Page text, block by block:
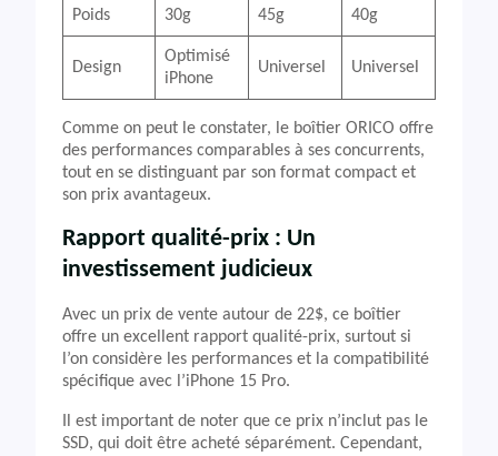
Poids 30g 45g 40g
Design
Optimisé
iPhone
Universel Universel
Comme on peut le constater, le boîtier ORICO offre
des performances comparables à ses concurrents,
tout en se distinguant par son format compact et
son prix avantageux.
Rapport qualité-prix : Un
investissement judicieux
Avec un prix de vente autour de 22$, ce boîtier
offre un excellent rapport qualité-prix, surtout si
l’on considère les performances et la compatibilité
spécifique avec l’iPhone 15 Pro.
Il est important de noter que ce prix n’inclut pas le
SSD, qui doit être acheté séparément. Cependant,